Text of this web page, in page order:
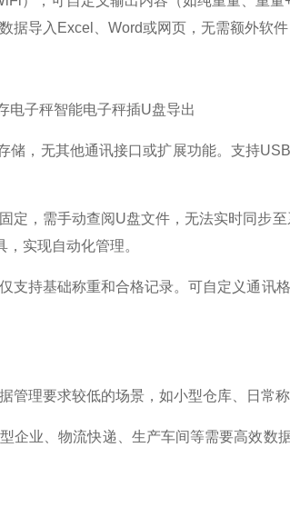
据导入Excel、Word或网页，无需额外软
电子秤智能电子秤插U盘导出
储，无其他通讯接口或扩展功能。 支持
定，需手动查阅U盘文件，无法实时同步至
实现自动化管理。
支持基础称重和合格记录。可自定义通讯
管理要求较低的场景，如小型仓库、日常
企业、物流快递、生产车间等需要高效